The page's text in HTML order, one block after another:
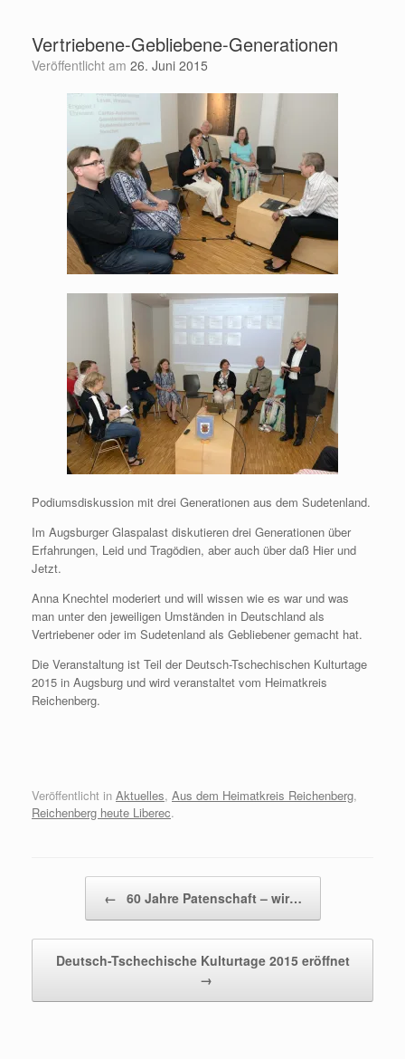
springenVertriebene-Gebliebene-Generationen
Veröffentlicht am 26. Juni 2015
Podiumsdiskussion mit drei Generationen aus dem Sudetenland.
Im Augsburger Glaspalast diskutieren drei Generationen über
Erfahrungen, Leid und Tragödien, aber auch über daß Hier und
Jetzt.
Anna Knechtel moderiert und will wissen wie es war und was
man unter den jeweiligen Umständen in Deutschland als
Vertriebener oder im Sudetenland als Gebliebener gemacht hat.
Die Veranstaltung ist Teil der Deutsch-Tschechischen Kulturtage
2015 in Augsburg und wird veranstaltet vom Heimatkreis
Reichenberg.
Veröffentlicht in Aktuelles, Aus dem Heimatkreis Reichenberg,
Reichenberg heute Liberec.
← 60 Jahre Patenschaft – wir…
Deutsch-Tschechische Kulturtage 2015 eröffnet
→